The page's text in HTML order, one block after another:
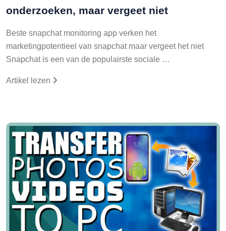
onderzoeken, maar vergeet niet
Beste snapchat monitoring app verken het
marketingpotentieel van snapchat maar vergeet het niet
Snapchat is een van de populairste sociale …
Artikel lezen